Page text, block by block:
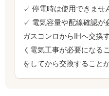
✓ 停電時は使用できませ
✓ 電気容量や配線確認が
ガスコンロからIHへ交換
く電気工事が必要になる
をしてから交換すること